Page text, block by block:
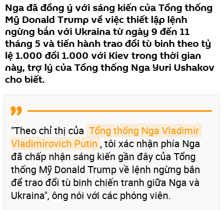
Nga đã đồng ý với sáng kiến ​​của Tổng thống
Mỹ Donald Trump về việc thiết lập lệnh
ngừng bắn với Ukraina từ ngày 9 đến 11
tháng 5 và tiến hành trao đổi tù binh theo tỷ
lệ 1.000 đổi 1.000 với Kiev trong thời gian
này, trợ lý của Tổng thống Nga Yuri Ushakov
cho biết.
"Theo chỉ thị của Tổng thống Nga Vladimir
Vladimirovich Putin , tôi xác nhận phía Nga
đã chấp nhận sáng kiến ​​gần đây của Tổng
thống Mỹ Donald Trump về lệnh ngừng bắn
để trao đổi tù binh chiến tranh giữa Nga và
Ukraina", ông nói với các phóng viên.